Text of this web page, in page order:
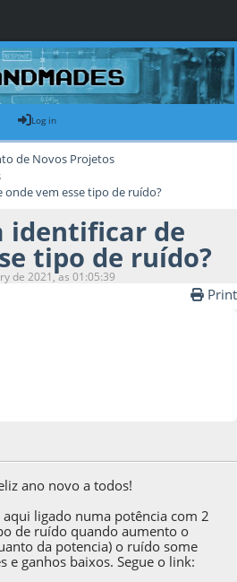
Log in
de Novos Projetos
vem esse tipo de ruído?
identificar de
tipo de ruído?
de 2021, as 01:05:39
Print
ano novo a todos!
ligado numa potência com 2
de ruído quando aumento o
da potencia) o ruído some
e ganhos baixos. Segue o link: